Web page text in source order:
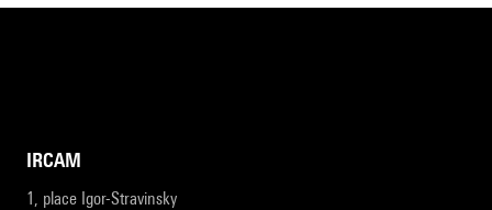
IRCAM
1, place Igor-Stravinsky